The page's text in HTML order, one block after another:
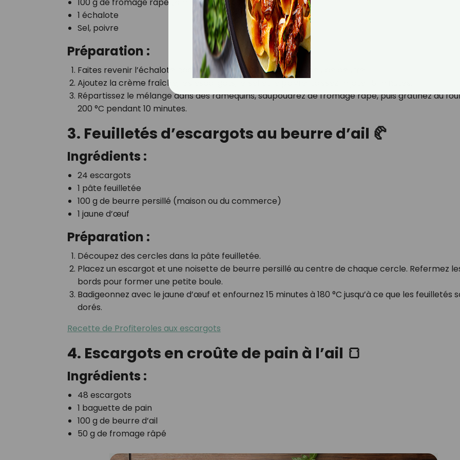
1 échalote
Sel, poivre
Préparation :
Faites revenir l’échalote hachée dans une poêle avec un peu de beurre.
Ajoutez la crème fraîche, les escargots, le sel et le poivre. Laissez mijoter 5 minutes.
Répartissez le mélange dans des ramequins, saupoudrez de fromage râpé, puis gratinez au
200 °C pendant 10 minutes.
3. Feuilletés d’escargots au beurre d’ail 🥐
Ingrédients :
24 escargots
1 pâte feuilletée
100 g de beurre persillé (maison ou du commerce)
1 jaune d’œuf
Préparation :
Découpez des cercles dans la pâte feuilletée.
Placez un escargot et une noisette de beurre persillé au centre de chaque cercle. Refermez
bords pour former une petite boule.
Badigeonnez avec le jaune d’œuf et enfournez 15 minutes à 180 °C jusqu’à ce que les feuilletés
dorés.
Recette de Profiteroles aux escargots
4. Escargots en croûte de pain à l’ail 🍞
Ingrédients :
48 escargots
1 baguette de pain
100 g de beurre d’ail
50 g de fromage râpé